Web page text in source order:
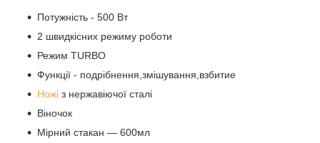
Потужність - 500 Вт
2 швидкісних режиму роботи
Режим TURBO
Функції - подрібнення,змішування,взбитие
Ножі з нержавіючої сталі
Віночок
Мірний стакан ― 600мл